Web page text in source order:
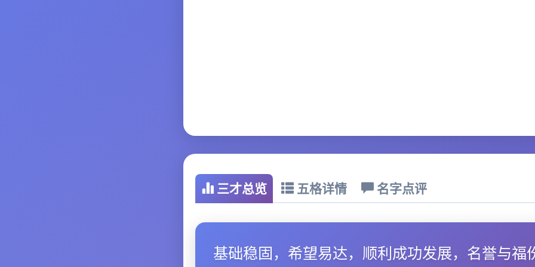
三才总览 五格详情 名字点评
基础稳固，希望易达，顺利成功发展，名誉与福